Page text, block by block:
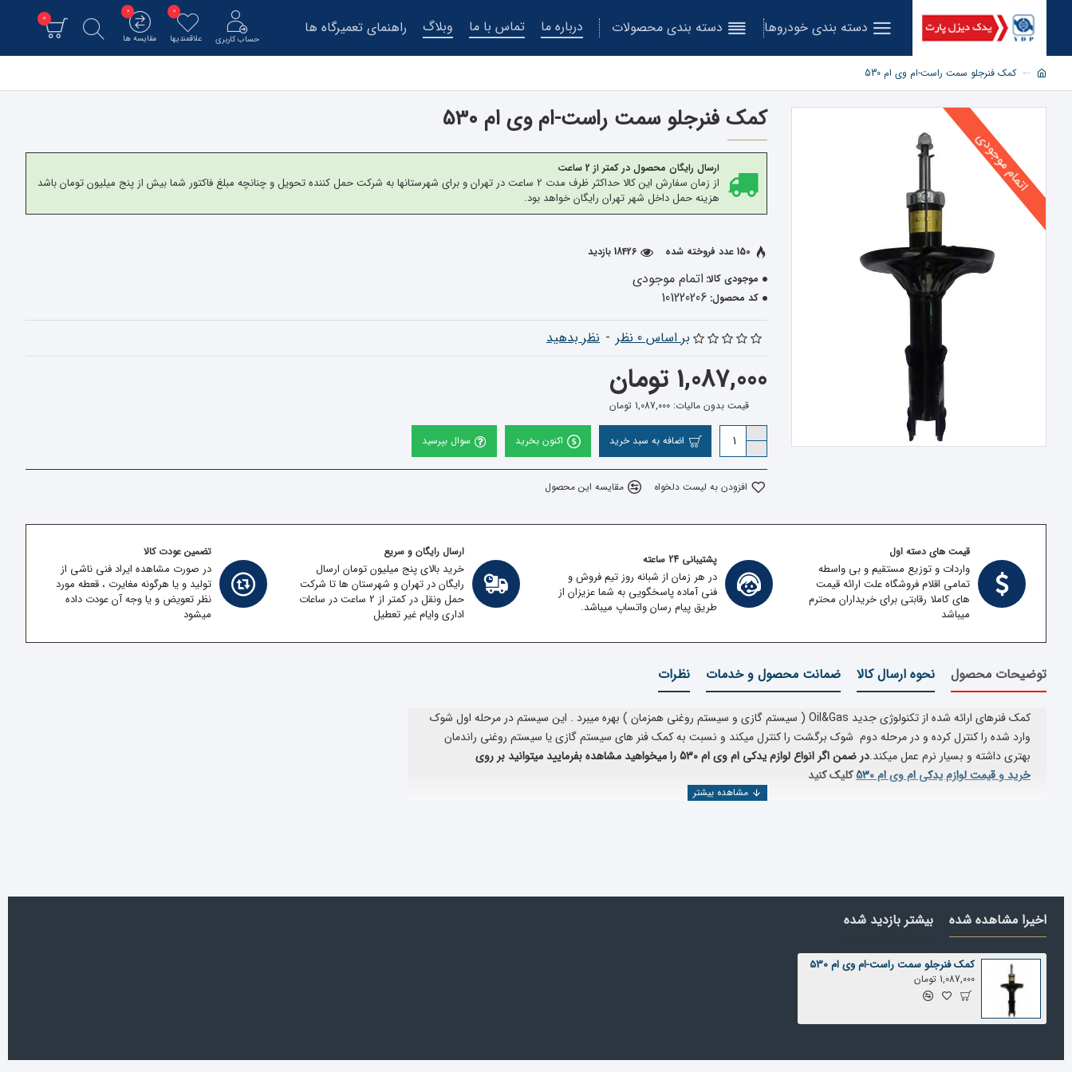
دسته بندی خودروها دسته بندی محصولات درباره ما تماس با ما وبلاگ راهنمای تعمیرگاه ها
حساب کاربری علاقمندیها
0
مقایسه ها
0
0
کمک فنرجلو سمت راست-ام وی ام 530
اتمام موجودی
کمک فنرجلو سمت راست-ام وی ام 530
ارسال رایگان محصول در کمتر از 2 ساعت
از زمان سفارش این کالا حداکثر ظرف مدت 2 ساعت در تهران و برای شهرستانها به شرکت حمل کننده تحویل و چنانچه مبلغ فاکتور شما بیش از پنج میلیون تومان باشد
هزینه حمل داخل شهر تهران رایگان خواهد بود.
موجودی کالا: اتمام موجودی
کد محصول: 101220206
150 عدد فروخته شده 18426 بازدید
بر اساس 0 نظر - نظر بدهید
1,087,000 تومان
قیمت بدون مالیات: 1,087,000 تومان
اضافه به سبد خرید اکنون بخرید سوال بپرسید
افزودن به لیست دلخواه مقایسه این محصول
قیمت های دسته اول
واردات و توزیع مستقیم و بی واسطه
تمامی اقلام فروشگاه علت ارائه قیمت
های کاملا رقابتی برای خریداران محترم
میباشد
پشتیبانی 24 ساعته
در هر زمان از شبانه روز تیم فروش و
فنی آماده پاسخگویی به شما عزیزان از
طریق پیام رسان واتساپ میباشد.
ارسال رایگان و سریع
خرید بالای پنج میلیون تومان ارسال
رایگان در تهران و شهرستان ها تا شرکت
حمل ونقل در کمتر از 2 ساعت در ساعات
اداری وایام غیر تعطیل
تضمین عودت کالا
در صورت مشاهده ایراد فنی ناشی از
تولید و یا هرگونه مغایرت ، قعطه مورد
نظر تعویض و یا وجه آن عودت داده
میشود
توضیحات محصول نحوه ارسال کالا ضمانت محصول و خدمات نظرات
کمک فنرهای ارائه شده از تکنولوژی جدید Oil&Gas ( سیستم گازی و سیستم روغنی همزمان ) بهره میبرد . این سیستم در مرحله اول شوک
وارد شده را کنترل کرده و در مرحله دوم شوک برگشت را کنترل میکند و نسبت به کمک فنر های سیستم گازی یا سیستم روغنی راندمان
بهتری داشته و بسیار نرم عمل میکند.در ضمن اگر انواع لوازم یدکی ام وی ام 530 را میخواهید مشاهده بفرمایید میتوانید بر روی
خرید و قیمت لوازم یدکی ام وی ام 530
کلیک کنید
اخیرا مشاهده شده بیشتر بازدید شده
کمک فنرجلو سمت راست-ام وی ام 530
1,087,000 تومان